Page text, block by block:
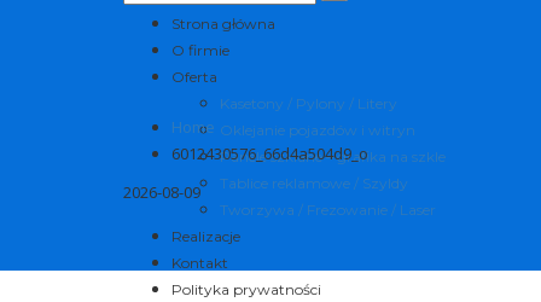
Strona główna
O firmie
Oferta
Kasetony / Pylony / Litery
Oklejanie pojazdów i witryn
Panele szklane – grafika na szkle
Tablice reklamowe / Szyldy
Tworzywa / Frezowanie / Laser
Realizacje
Kontakt
Polityka prywatności
Home
6012430576_66d4a504d9_o
2026-08-09